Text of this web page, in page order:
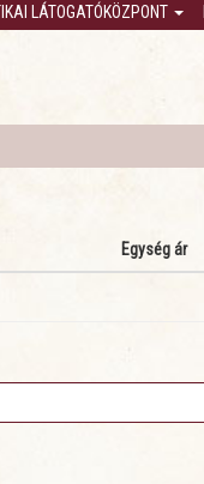
LÁTOGATÓKÖZPONT
Egység ár